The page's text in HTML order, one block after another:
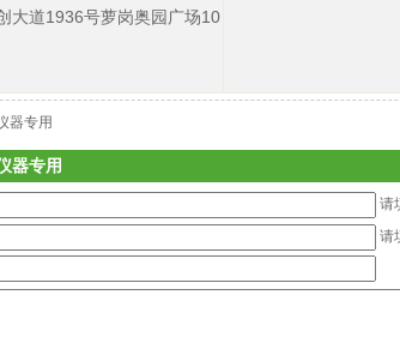
大道1936号萝岗奥园广场10
器专用
器专用
请
请